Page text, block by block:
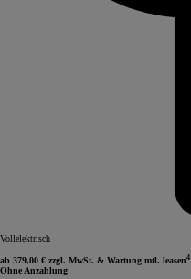
Vollelektrisch
ab 379,00 € zzgl. MwSt. & Wartung mtl. leasen4
Ohne Anzahlung